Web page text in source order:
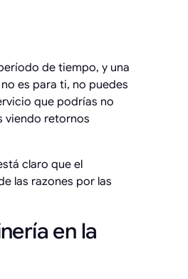
de tiempo, y una
es para ti, no puedes
que podrías no
viendo retornos
claro que el
las razones por las
en la